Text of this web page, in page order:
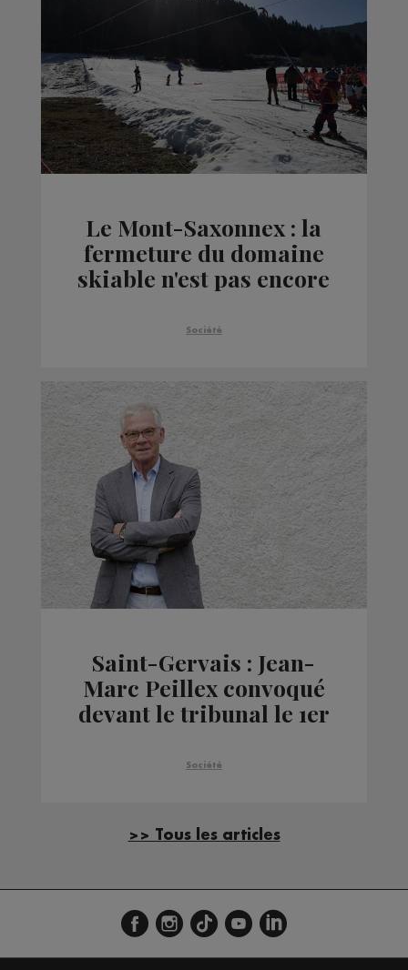
Le Mont-Saxonnex : la
fermeture du domaine
skiable n'est pas encore
Société
Saint-Gervais : Jean-
Marc Peillex convoqué
devant le tribunal le 1er
Société
>> Tous les articles